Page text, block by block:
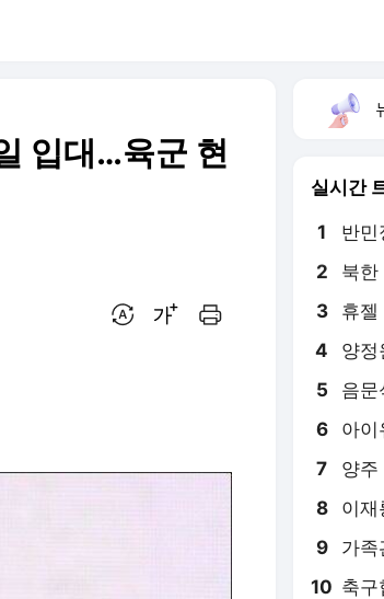
입대…육군 현
실시간
1 반민
2 북한
4 양정
5 음문
6 아이
7 양주
8 이재
9 가족
10 축구